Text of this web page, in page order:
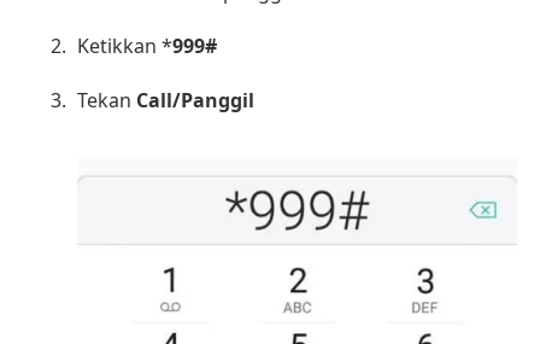
Ketikkan *999#
Tekan Call/Panggil